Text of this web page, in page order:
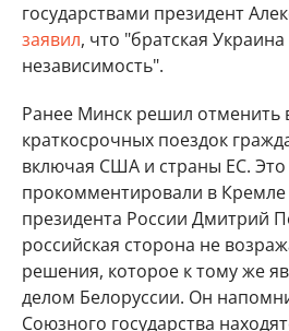
государствами президент
заявил, что "братская
независимость".
Ранее Минск решил отменить
краткосрочных поездок
включая США и страны ЕС. Это
прокомментировали в Кремле
президента России Дмитрий
российская сторона не
решения, которое к тому же
делом Белоруссии. Он
Союзного государства